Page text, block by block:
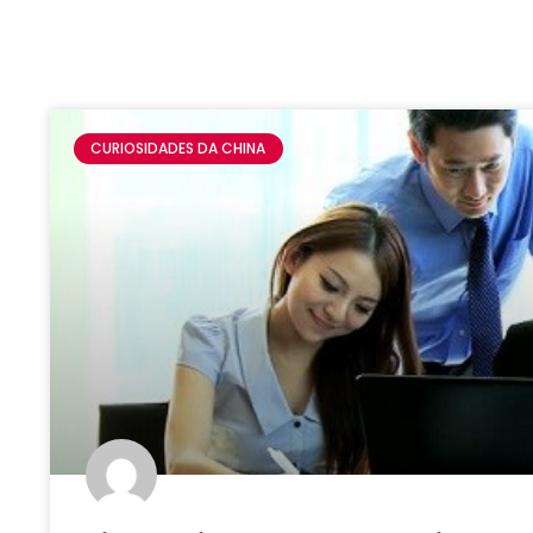
CURIOSIDADES DA CHINA